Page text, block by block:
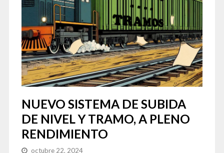
NUEVO SISTEMA DE SUBIDA
DE NIVEL Y TRAMO, A PLENO
RENDIMIENTO
octubre 22, 2024